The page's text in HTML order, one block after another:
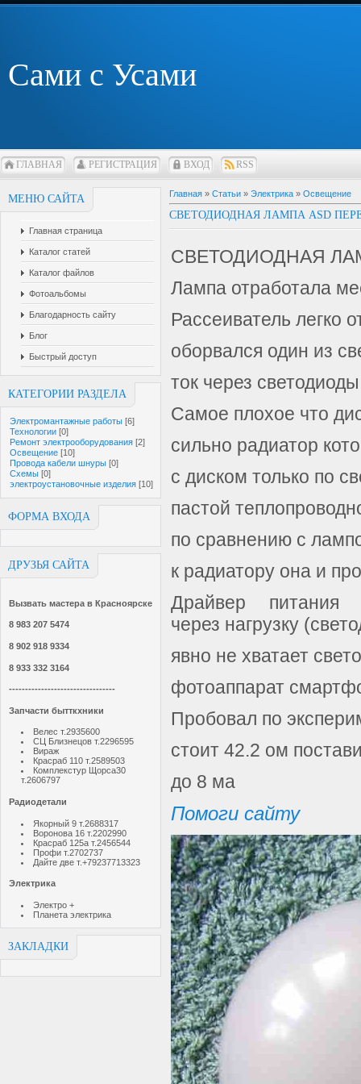
Сами с Усами
ГЛАВНАЯ РЕГИСТРАЦИЯ ВХОД RSS
МЕНЮ САЙТА
Главная страница
Каталог статей
Каталог файлов
Фотоальбомы
Благодарность сайту
Блог
Быстрый доступ
КАТЕГОРИИ РАЗДЕЛА
Электромантажные работы [6]
Технологии [0]
Ремонт электрооборудования [2]
Освещение [10]
Провода кабели шнуры [0]
Схемы [0]
электроустановочные изделия [10]
ФОРМА ВХОДА
ДРУЗЬЯ САЙТА
Вызвать мастера в Красноярске
8 983 207 5474
8 902 918 9334
8 933 332 3164
---------------------------------
Запчасти бытткхники
Велес т.2935600
СЦ Близнецов т.2296595
Вираж
Красраб 110 т.2589503
Комплекстур Щорса30
т.2606797
Радиодетали
Якорный 9 т.2688317
Воронова 16 т.2202990
Красраб 125а т.2456544
Профи т.2702737
Дайте две т.+79237713323
Электрика
Электро +
Планета электрика
ЗАКЛАДКИ
Главная » Статьи » Электрика » Освещение
СВЕТОДИОДНАЯ ЛАМПА ASD
СВЕТОДИОДНАЯ
Лампа отработала
Рассеиватель легко
оборвался один из
ток через
Самое плохое что
сильно радиатор
с диском только по
пастой
по сравнению с
к радиатору она и
Драйвер питания
через нагрузку
явно не хватает
фотоаппарат
Пробовал по
стоит 42.2 ом
до 8 ма
Помоги сайту